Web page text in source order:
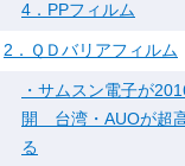
4．PPフィルム
2．ＱＤバリアフィルム
・サムスン電子が
開 台湾・AUOが超
る